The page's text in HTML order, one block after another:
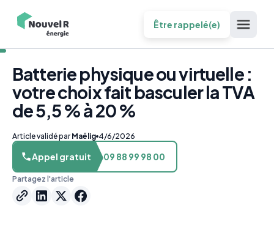
Être rappelé(e)
Batterie physique ou virtuelle :
votre choix fait basculer la TVA
de 5,5 % à 20 %
Article validé par Maëlig 4/6/2026
Appel gratuit 09 88 99 98 00
Partagez l'article